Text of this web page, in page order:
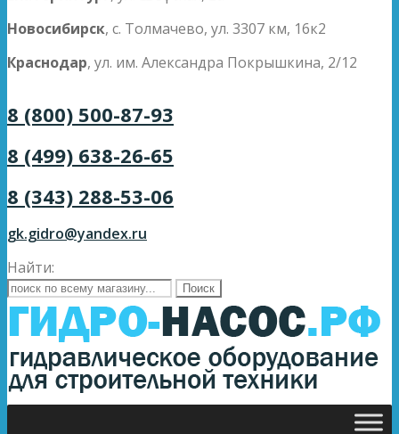
Новосибирск, с. Толмачево, ул. 3307 км, 16к2
Краснодар, ул. им. Александра Покрышкина, 2/12
8 (800) 500-87-93
8 (499) 638-26-65
8 (343) 288-53-06
gk.gidro@yandex.ru
Найти: